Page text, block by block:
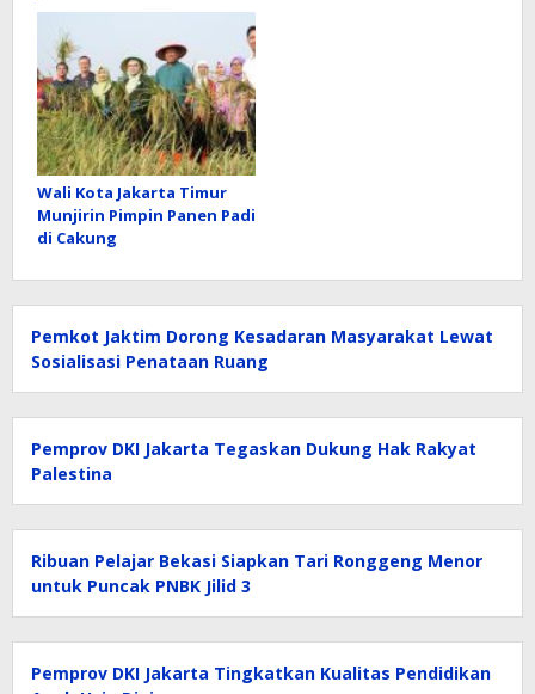
Wali Kota Jakarta Timur
Munjirin Pimpin Panen Padi
di Cakung
Pemkot Jaktim Dorong Kesadaran Masyarakat Lewat
Sosialisasi Penataan Ruang
Pemprov DKI Jakarta Tegaskan Dukung Hak Rakyat
Palestina
Ribuan Pelajar Bekasi Siapkan Tari Ronggeng Menor
untuk Puncak PNBK Jilid 3
Pemprov DKI Jakarta Tingkatkan Kualitas Pendidikan